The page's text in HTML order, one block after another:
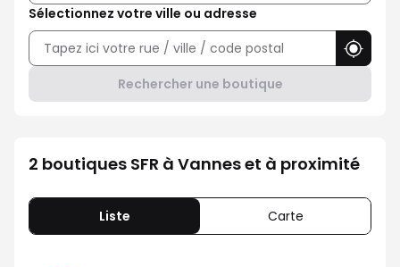
Sélectionnez votre ville ou adresse
Rechercher une boutique
2 boutiques SFR à Vannes et à proximité
Liste Carte